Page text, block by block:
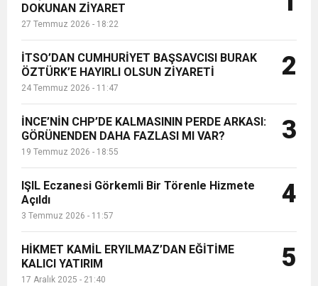
ve Onur Nişanesidir
6:19 HBB BAŞKANI ÖNTÜRK’ÜN
CUMHURİYET BAYRAMI MESAJI
17:36 KURUMLAR VERGİSİ ERTELENDİ
1:00 İTSO İŞ-KUR SGK TOPLANTI
21:40 CEYLANDERE’DE BAŞKAN EMRAH
18:22
GÖNÜLLERE DOKUNAN ZİYARET
Beled...
DOKUNAN ZİYARET
27 Temmuz 2026 - 18:22
İTSO’DAN CUMHURİYET BAŞSAVCISI BURAK
ÖZTÜRK’E HAYIRLI OLSUN ZİYARETİ
24 Temmuz 2026 - 11:47
2
İNCE’NİN CHP’DE KALMASININ PERDE ARKASI:
GÖRÜNENDEN DAHA FAZLASI MI VAR?
19 Temmuz 2026 - 18:55
3
IŞIL Eczanesi Görkemli Bir Törenle Hizmete
Açıldı
3 Temmuz 2026 - 11:57
4
HİKMET KAMİL ERYILMAZ’DAN EĞİTİME
KALICI YATIRIM
17 Aralık 2025 - 21:40
5